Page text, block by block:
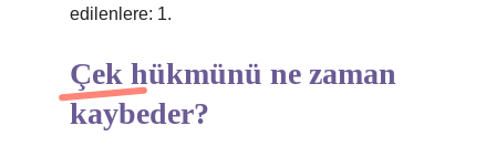
edilenlere: 1.
Çek hükmünü ne zaman
kaybeder?